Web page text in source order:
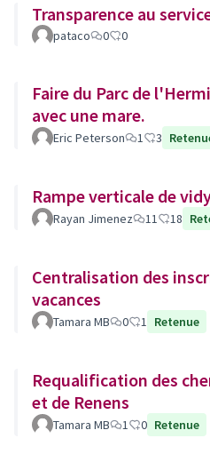
Transparence au
pataco 0 0
Faire du Parc de
avec une mare.
Eric Peterson 1 3
Rampe verticale de
Rayan Jimenez 11 18
Centralisation des
vacances
Tamara MB 0 1 Retenue
Requalification des
et de Renens
Tamara MB 1 0 Retenue